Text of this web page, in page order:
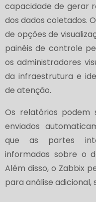
capacidade de gerar
dos dados coletados.
de opções de
painéis de controle
os administradores
da infraestrutura e
de atenção.
Os relatórios podem
enviados
que as partes
informadas sobre o
Além disso, o Zabbix
para análise adicional,